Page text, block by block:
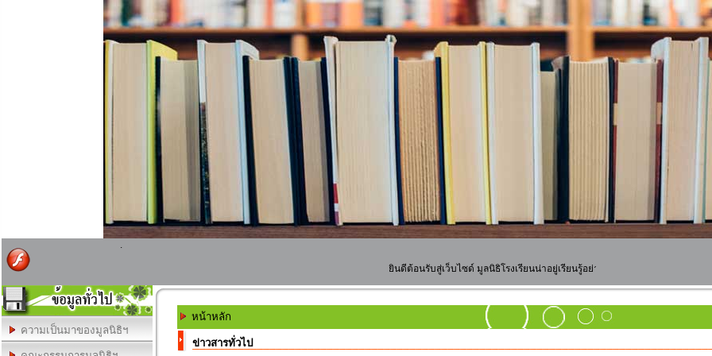
.
ยินดีต้อนรับสู่เว็บไซด์ มูลนิธิโรงเรียนน่าอยู่เรียนรู้อย่างมีความสุขจังหวัดนครพนม พ.ศ.
ความเป็นมาของมูลนิธิฯ
หน้าหลัก
ข่าวสารทั่วไป